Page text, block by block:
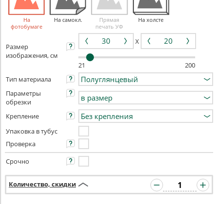
На
фотобумаге
На самокл.
Прямая
печать УФ
На холсте
Размер
изображения, см
X
21
200
Тип материала
Параметры
обрезки
Крепление
Упаковка в тубус
Проверка
Срочно
Количество, скидки